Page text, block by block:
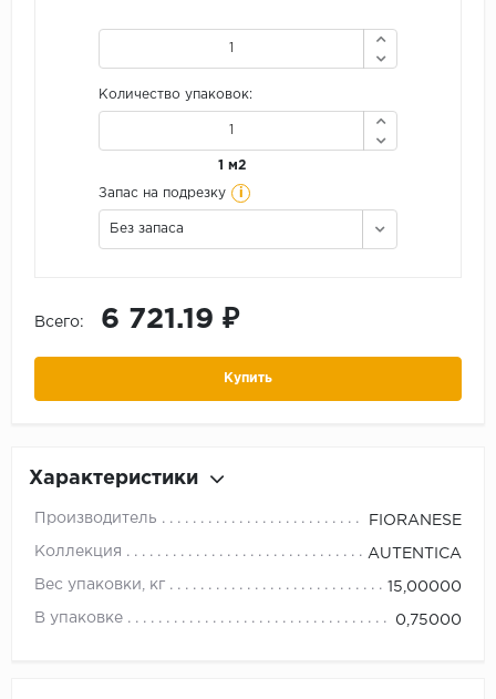
Количество упаковок:
1 м2
Запас на подрезку i
Без запаса
Всего: 6 721.19 ₽
Купить
Характеристики
Производитель FIORANESE
Коллекция AUTENTICA
Вес упаковки, кг 15,00000
В упаковке 0,75000